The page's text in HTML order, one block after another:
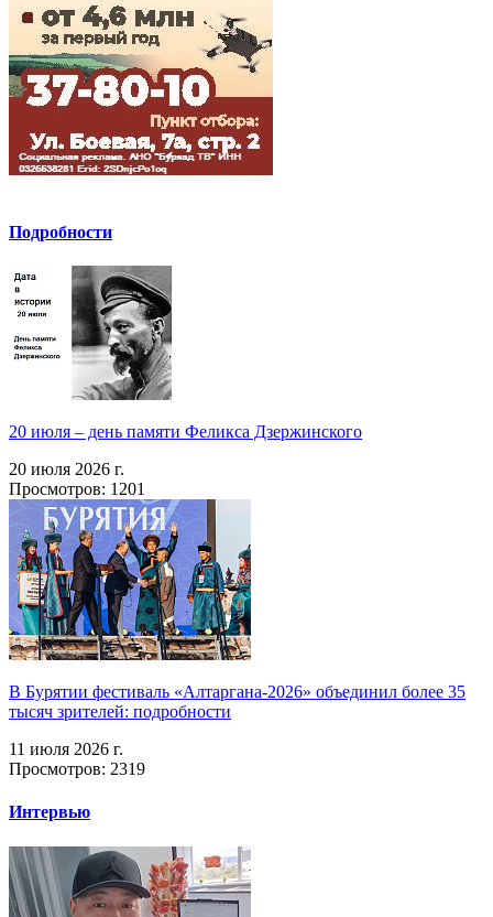
Подробности
20 июля – день памяти Феликса Дзержинского
20 июля 2026 г.
Просмотров: 1201
В Бурятии фестиваль «Алтаргана-2026» объединил более 35
тысяч зрителей: подробности
11 июля 2026 г.
Просмотров: 2319
Интервью